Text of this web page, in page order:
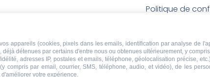
Politique de
Conditions de
remboursement
Droit de
appareils (cookies, pixels dans les emails, identification par analyse de
détenues par certains d'entre nous ou obtenues ultérieurement, y
adresses IP, postales et emails, téléphone, géolocalisation précise,
compris par email, courrier, SMS, téléphone, audio, et vidéo), de les
votre expérience.